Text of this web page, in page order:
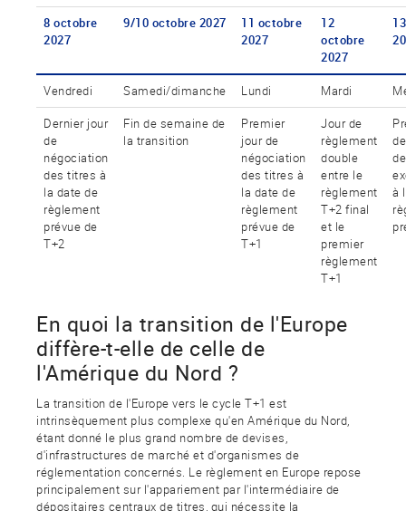
8 octobre
2027
9/10 octobre 2027
11 octobre
2027
12
octobre
2027
Vendredi Samedi/dimanche Lundi Mardi
Dernier jour
de
négociation
des titres à
la date de
règlement
prévue de
T+2
Fin de semaine de
la transition
Premier
jour de
négociation
des titres à
la date de
règlement
prévue de
T+1
Jour de
règlement
double
entre le
règlement
T+2 final
et le
premier
règlement
T+1
à
En quoi la transition de l'Europe
diffère-t-elle de celle de
l'Amérique du Nord ?
La transition de l'Europe vers le cycle T+1 est
intrinsèquement plus complexe qu'en Amérique du Nord,
étant donné le plus grand nombre de devises,
d'infrastructures de marché et d'organismes de
réglementation concernés. Le règlement en Europe repose
principalement sur l'appariement par l'intermédiaire de
dépositaires centraux de titres, qui nécessite la